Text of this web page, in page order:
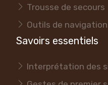
Trousse de secours
Outils de
Savoirs essentiels
Interprétation des